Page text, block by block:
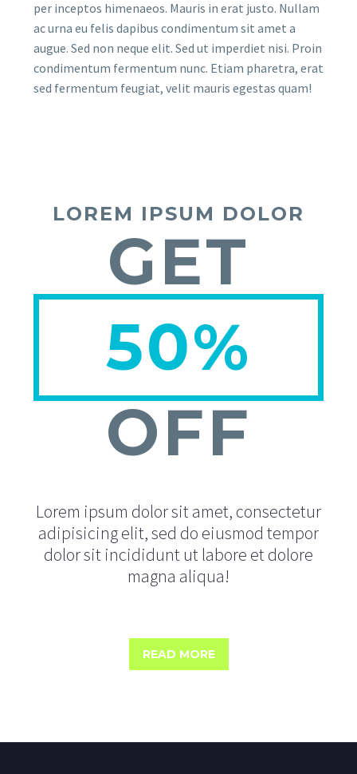
per inceptos himenaeos. Mauris in erat justo. Nullam
ac urna eu felis dapibus condimentum sit amet a
augue. Sed non neque elit. Sed ut imperdiet nisi. Proin
condimentum fermentum nunc. Etiam pharetra, erat
sed fermentum feugiat, velit mauris egestas quam!
LOREM IPSUM DOLOR
GET
50%
OFF
Lorem ipsum dolor sit amet, consectetur
adipisicing elit, sed do eiusmod tempor
dolor sit incididunt ut labore et dolore
magna aliqua!
READ MORE